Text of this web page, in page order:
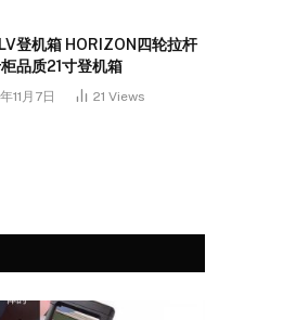
登机箱 HORIZON四轮拉杆
品质21寸登机箱
11月7日 21 Views